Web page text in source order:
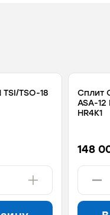
TSI/TSO-18
Сплит
ASA-12
HR4K1
148